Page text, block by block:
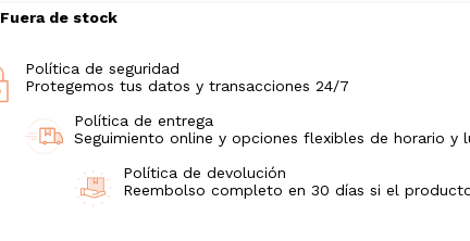
Fuera de stock
Política de seguridad
Protegemos tus datos y transacciones 24/7
Política de entrega
Seguimiento online y opciones flexibles de horario y
Política de devolución
Reembolso completo en 30 días si el